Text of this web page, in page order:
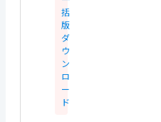
括
版
ダ
ウ
ン
ロ
ー
ド